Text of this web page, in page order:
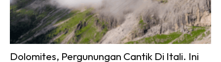
penggunaan topeng muka adalah satu bentuk perbezaan
budaya. Hong Kong Phoenix Television juga bertanyakan
soalan sama. Saya mahu semua media berkongsi mesej ini.
Penggunaan topeng muka bukan satu budaya kerana
terdapat alasan saintifik untuk perlindungan dan ia telah
Dolomites, Pergunungan Cantik Di Itali. Ini